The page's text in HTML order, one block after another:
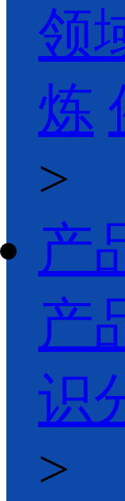
领
炼
>
产
产
识
>